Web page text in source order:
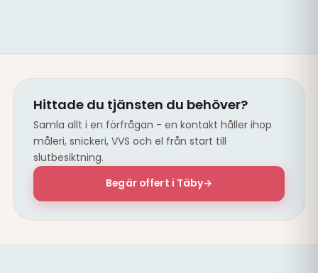
Hittade du tjänsten du behöver?
Samla allt i en förfrågan - en kontakt håller ihop
måleri, snickeri, VVS och el från start till
slutbesiktning.
Begär offert i Täby→